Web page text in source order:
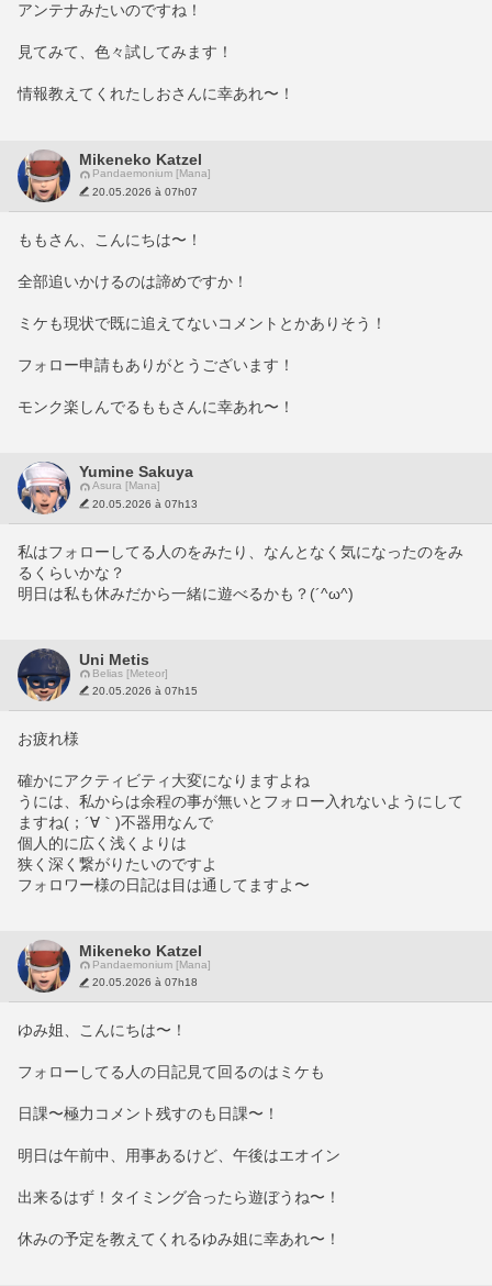
アンテナみたいのですね！
見てみて、色々試してみます！
情報教えてくれたしおさんに幸あれ〜！
Mikeneko Katzel
Pandaemonium [Mana]
20.05.2026 à 07h07
ももさん、こんにちは〜！
全部追いかけるのは諦めですか！
ミケも現状で既に追えてないコメントとかありそう！
フォロー申請もありがとうございます！
モンク楽しんでるももさんに幸あれ〜！
Yumine Sakuya
Asura [Mana]
20.05.2026 à 07h13
私はフォローしてる人のをみたり、なんとなく気になったのをみ
るくらいかな？
明日は私も休みだから一緒に遊べるかも？(´^ω^)
Uni Metis
Belias [Meteor]
20.05.2026 à 07h15
お疲れ様
確かにアクティビティ大変になりますよね
うには、私からは余程の事が無いとフォロー入れないようにして
ますね(；´∀｀)不器用なんで
個人的に広く浅くよりは
狭く深く繋がりたいのですよ
フォロワー様の日記は目は通してますよ〜
Mikeneko Katzel
Pandaemonium [Mana]
20.05.2026 à 07h18
ゆみ姐、こんにちは〜！
フォローしてる人の日記見て回るのはミケも
日課〜極力コメント残すのも日課〜！
明日は午前中、用事あるけど、午後はエオイン
出来るはず！タイミング合ったら遊ぼうね〜！
休みの予定を教えてくれるゆみ姐に幸あれ〜！